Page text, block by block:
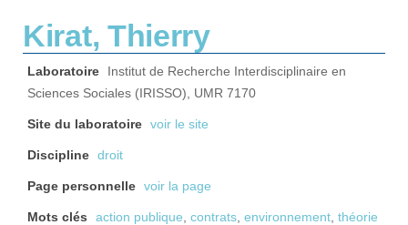
Kirat, Thierry
Laboratoire
Institut de Recherche Interdisciplinaire en
Sciences Sociales (IRISSO), UMR 7170
Site du laboratoire voir le site
Discipline droit
Page personnelle voir la page
Mots clés action publique, contrats, environnement, théorie